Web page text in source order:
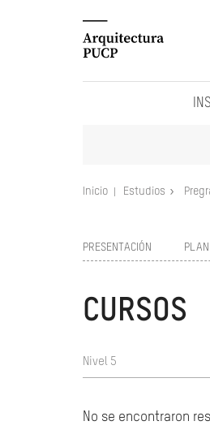
Inicio Estudios
PRESENTACIÓN
CURSOS
Nivel 5
No se encontraron